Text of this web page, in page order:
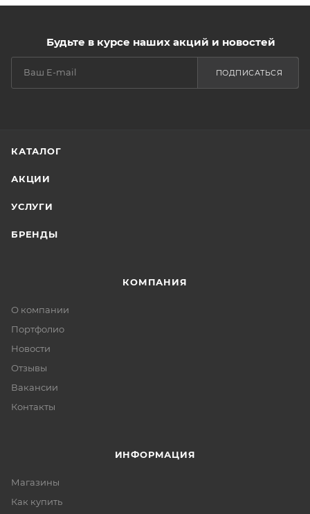
Будьте в курсе наших акций и новостей
ПОДПИСАТЬСЯ
КАТАЛОГ
АКЦИИ
УСЛУГИ
БРЕНДЫ
КОМПАНИЯ
О компании
Портфолио
Новости
Отзывы
Вакансии
Контакты
ИНФОРМАЦИЯ
Магазины
Как купить